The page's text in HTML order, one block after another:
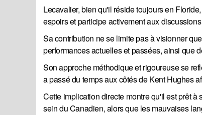
Lecavalier, bien qu'il réside toujours en
espoirs et participe activement aux
Sa contribution ne se limite pas à visionner
performances actuelles et passées, ainsi que
Son approche méthodique et rigoureuse se
a passé du temps aux côtés de Kent Hughes
Cette implication directe montre qu'il est prêt
sein du Canadien, alors que les mauvaises